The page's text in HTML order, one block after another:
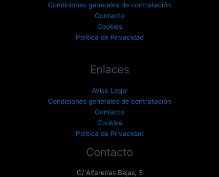
Condiciones generales de contratación
Contacto
Cookies
Política de Privacidad
Enlaces
Aviso Legal
Condiciones generales de contratación
Contacto
Cookies
Política de Privacidad
Contacto
C/ Alfarerías Bajas, 5